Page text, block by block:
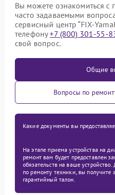
Вы можете ознакомиться
часто задаваемыми
сервисный центр “FIX-
телефону+7 (800) 301-55-
свой вопрос.
Общие
Вопросы по
Какие документы вы
На этапе приема устройства на
ремонт вам будет предоставлен
обязательств на ваше
по ремонту техники, вы получите
гарантийный талон.